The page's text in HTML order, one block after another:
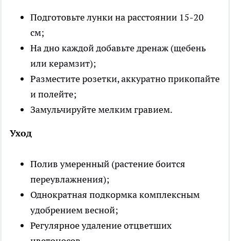
Подготовьте лунки на расстоянии 15-20
см;
На дно каждой добавьте дренаж (щебень
или керамзит);
Разместите розетки, аккуратно прикопайте
и полейте;
Замульчируйте мелким гравием.
Уход
Полив умеренный (растение боится
переувлажнения);
Однократная подкормка комплексным
удобрением весной;
Регулярное удаление отцветших